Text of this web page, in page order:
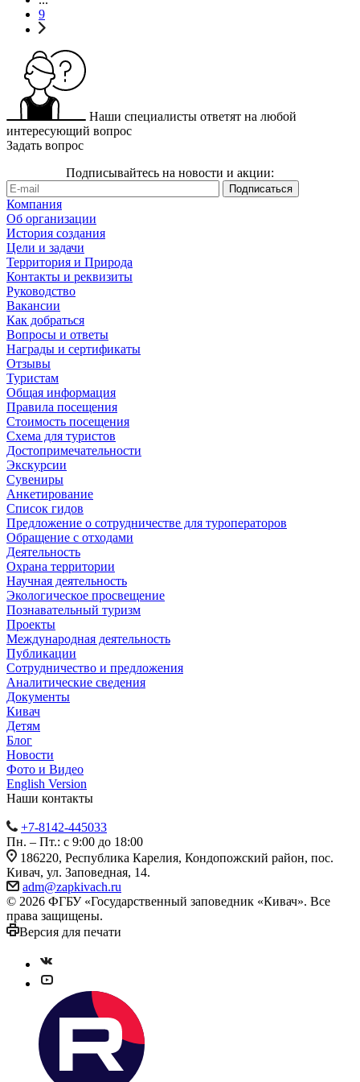
9
Наши специалисты ответят на любой
интересующий вопрос
Задать вопрос
Подписывайтесь на новости и акции:
Компания
Об организации
История создания
Цели и задачи
Территория и Природа
Контакты и реквизиты
Руководство
Вакансии
Как добраться
Вопросы и ответы
Награды и сертификаты
Отзывы
Туристам
Общая информация
Правила посещения
Стоимость посещения
Схема для туристов
Достопримечательности
Экскурсии
Сувениры
Анкетирование
Список гидов
Предложение о сотрудничестве для туроператоров
Обращение с отходами
Деятельность
Охрана территории
Научная деятельность
Экологическое просвещение
Познавательный туризм
Проекты
Международная деятельность
Публикации
Сотрудничество и предложения
Аналитические сведения
Документы
Кивач
Детям
Блог
Новости
Фото и Видео
English Version
Наши контакты
+7-8142-445033
Пн. – Пт.: с 9:00 до 18:00
186220, Республика Карелия, Кондопожский район, пос.
Кивач, ул. Заповедная, 14.
adm@zapkivach.ru
© 2026 ФГБУ «Государственный заповедник «Кивач». Все
права защищены.
Версия для печати